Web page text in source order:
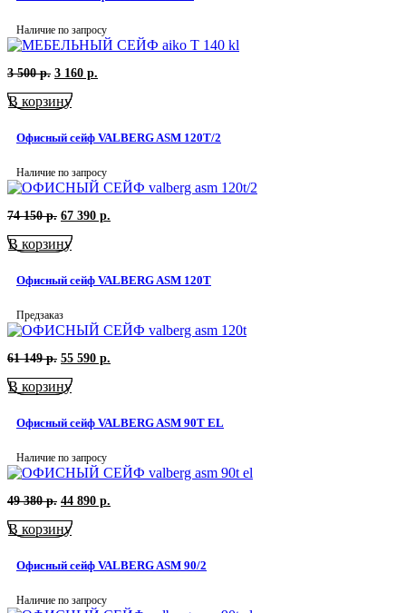
Наличие по запросу
3 500р. Первоначальная
составляла
500
р..
3 160 р.
р..
В корзину
Офисный сейф VALBERG ASM 120T/2
Наличие по запросу
74 150р. Первоначальная
составляла
150
р..
67 390 р.
р..
В корзину
Офисный сейф VALBERG ASM 120T
Предзаказ
61 149р. Первоначальная
составляла
149
р..
55 590 р.
р..
В корзину
Офисный сейф VALBERG ASM 90T EL
Наличие по запросу
49 380р. Первоначальная
составляла
380
р..
44 890 р.
р..
В корзину
Офисный сейф VALBERG ASM 90/2
Наличие по запросу